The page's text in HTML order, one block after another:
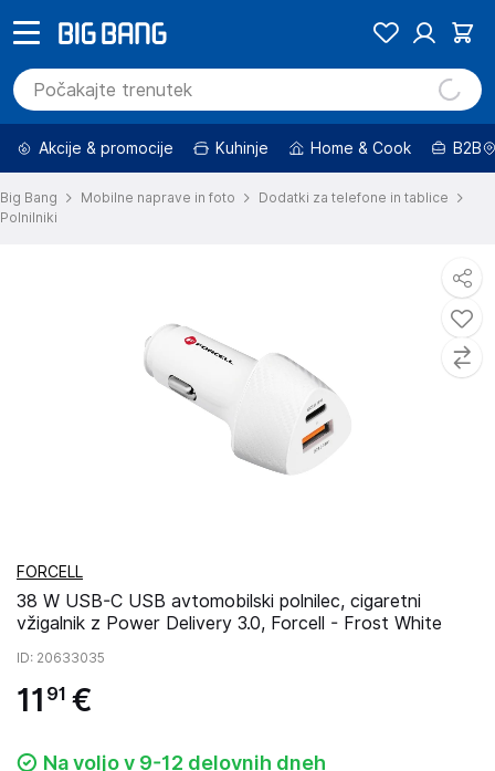
Akcije & promocije Kuhinje Home & Cook B2B
Big Bang Mobilne naprave in foto
Dodatki za telefone in tablice
Polnilniki
FORCELL
38 W USB-C USB avtomobilski polnilec, cigaretni
vžigalnik z Power Delivery 3.0, Forcell - Frost White
ID: 20633035
11 91 €
Na voljo v 9-12 delovnih dneh